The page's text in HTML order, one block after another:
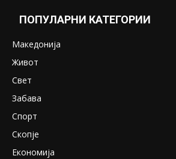
ПОПУЛАРНИ КАТЕГОРИИ
Македонија
Живот
Свет
Забава
Спорт
Скопје
Економија